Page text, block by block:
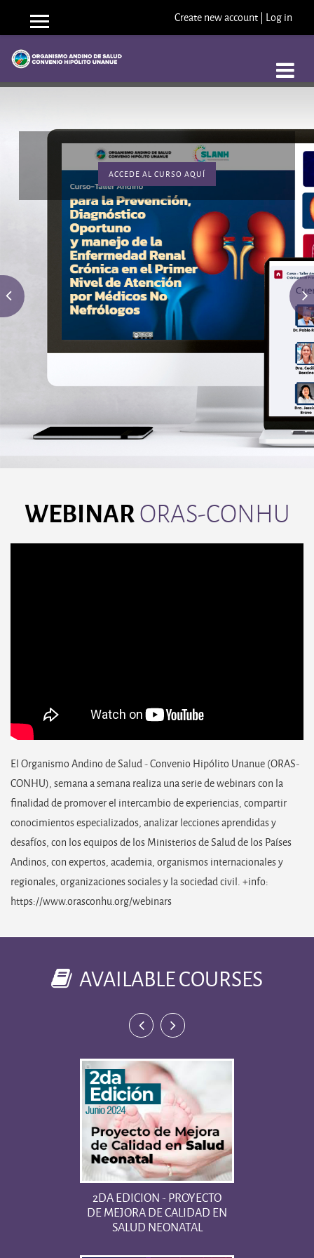
Skip to main content
Side panel Create new account | Log in
ACCEDE AL CURSO AQUÍ
WEBINARORAS-CONHU
El Organismo Andino de Salud - Convenio Hipólito Unanue (ORAS-
CONHU), semana a semana realiza una serie de webinars con la
finalidad de promover el intercambio de experiencias, compartir
conocimientos especializados, analizar lecciones aprendidas y
desafíos, con los equipos de los Ministerios de Salud de los Países
Andinos, con expertos, academia, organismos internacionales y
regionales, organizaciones sociales y la sociedad civil. +info:
https://www.orasconhu.org/webinars
AVAILABLE COURSES
2DA EDICION - PROYECTO
DE MEJORA DE CALIDAD EN
SALUD NEONATAL